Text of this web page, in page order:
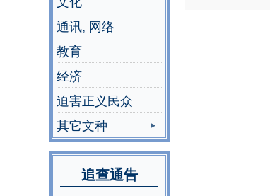
通讯, 网络
教育
经济
迫害正义民众
其它文种
追查通告